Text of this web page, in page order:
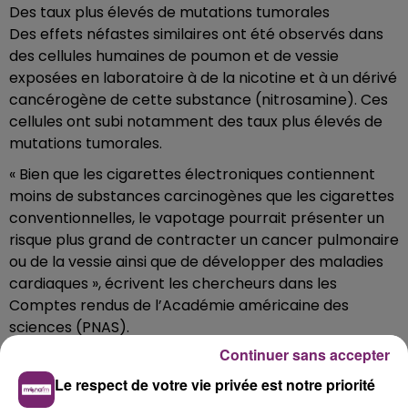
Des taux plus élevés de mutations tumorales
Des effets néfastes similaires ont été observés dans
des cellules humaines de poumon et de vessie
exposées en laboratoire à de la nicotine et à un dérivé
cancérogène de cette substance (nitrosamine). Ces
cellules ont subi notamment des taux plus élevés de
mutations tumorales.
« Bien que les cigarettes électroniques contiennent
moins de substances carcinogènes que les cigarettes
conventionnelles, le vapotage pourrait présenter un
risque plus grand de contracter un cancer pulmonaire
ou de la vessie ainsi que de développer des maladies
cardiaques », écrivent les chercheurs dans les
Comptes rendus de l’Académie américaine des
sciences (PNAS).
Le respect de votre vie privée est notre priorité
Continuer sans accepter